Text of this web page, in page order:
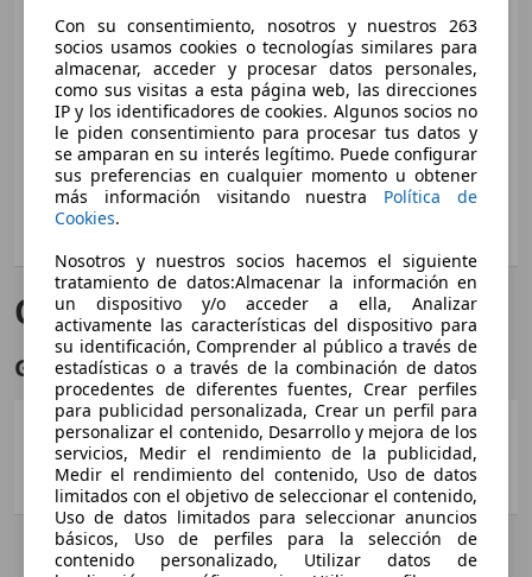
2007 - 2011
OpelGT
Medidas
(L/A/A):
desde 4100 x 1813 x 1274 mm
Potencia:
194 KW (264 PS)
Puertas:
2
Asientos:
2
Cabrio
Gasolina
GT 2.0 T
194 KW (264 PS)
Ø 9.2 l/100km
Con su consentimiento, nosotros y nuestros 263
socios usamos cookies o tecnologías similares para
almacenar, acceder y procesar datos personales,
como sus visitas a esta página web, las direcciones
IP y los identificadores de cookies. Algunos socios no
le piden consentimiento para procesar tus datos y
se amparan en su interés legítimo. Puede configurar
sus preferencias en cualquier momento u obtener
más información visitando nuestra Política de
Cookies.
Nosotros y nuestros socios hacemos el siguiente
tratamiento de datos:Almacenar la información en
un dispositivo y/o acceder a ella, Analizar
activamente las características del dispositivo para
su identificación, Comprender al público a través de
estadísticas o a través de la combinación de datos
procedentes de diferentes fuentes, Crear perfiles
para publicidad personalizada, Crear un perfil para
personalizar el contenido, Desarrollo y mejora de los
servicios, Medir el rendimiento de la publicidad,
Medir el rendimiento del contenido, Uso de datos
limitados con el objetivo de seleccionar el contenido,
Uso de datos limitados para seleccionar anuncios
básicos, Uso de perfiles para la selección de
contenido personalizado, Utilizar datos de